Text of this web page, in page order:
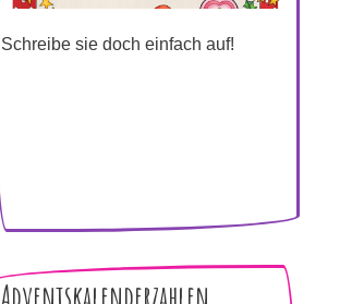
Schreibe sie doch einfach auf!